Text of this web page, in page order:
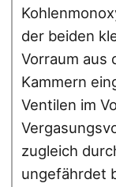
der beiden
Vorraum aus
Kammern
Ventilen im
zugleich
ungefährdet